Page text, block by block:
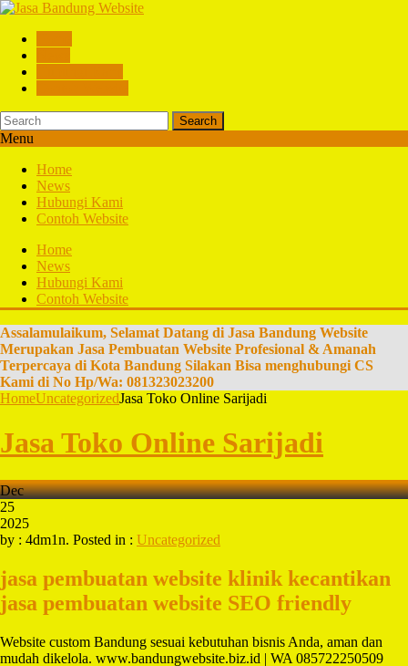
Search
Menu
Home
News
Hubungi Kami
Contoh Website
Home
News
Hubungi Kami
Contoh Website
Assalamulaikum, Selamat Datang di Jasa Bandung Website
Merupakan Jasa Pembuatan Website Profesional & Amanah
Terpercaya di Kota Bandung Silakan Bisa menghubungi CS
Kami di No Hp/Wa: 081323023200
HomeUncategorizedJasa Toko Online Sarijadi
Jasa Toko Online Sarijadi
Dec
25
2025
by : 4dm1n. Posted in : Uncategorized
jasa pembuatan website klinik kecantikan
jasa pembuatan website SEO friendly
Website custom Bandung sesuai kebutuhan bisnis Anda, aman dan
mudah dikelola. www.bandungwebsite.biz.id | WA 085722250509